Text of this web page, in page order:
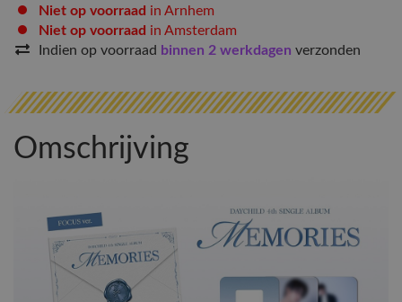
Niet op voorraad in Arnhem
Niet op voorraad in Amsterdam
Indien op voorraad binnen 2 werkdagen verzonden
Omschrijving